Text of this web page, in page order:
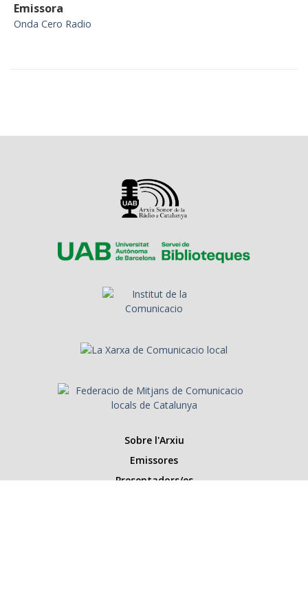
Emissora
Onda Cero Radio
Sobre l'Arxiu
Emissores
Presentadors/es